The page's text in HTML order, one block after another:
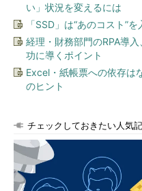
い」状況を変えるには
「SSD」は“あのコスト”
経理・財務部門のRPA導
功に導くポイント
Excel・紙帳票への依存は
のヒント
チェックしておきたい人気